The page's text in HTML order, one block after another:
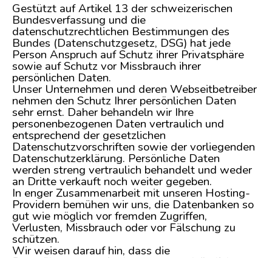
Gestützt auf Artikel 13 der schweizerischen
Bundesverfassung und die
datenschutzrechtlichen Bestimmungen des
Bundes (Datenschutzgesetz, DSG) hat jede
Person Anspruch auf Schutz ihrer Privatsphäre
sowie auf Schutz vor Missbrauch ihrer
persönlichen Daten.
Unser Unternehmen und deren Webseitbetreiber
nehmen den Schutz Ihrer persönlichen Daten
sehr ernst. Daher behandeln wir Ihre
personenbezogenen Daten vertraulich und
entsprechend der gesetzlichen
Datenschutzvorschriften sowie der vorliegenden
Datenschutzerklärung. Persönliche Daten
werden streng vertraulich behandelt und weder
an Dritte verkauft noch weiter gegeben.
In enger Zusammenarbeit mit unseren Hosting-
Providern bemühen wir uns, die Datenbanken so
gut wie möglich vor fremden Zugriffen,
Verlusten, Missbrauch oder vor Fälschung zu
schützen.
Wir weisen darauf hin, dass die